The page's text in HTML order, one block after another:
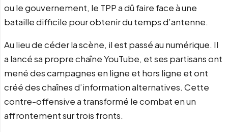
ou le gouvernement, le TPP a dû faire face à une
bataille difficile pour obtenir du temps d’antenne.
Au lieu de céder la scène, il est passé au numérique. Il
a lancé sa propre chaîne YouTube, et ses partisans ont
mené des campagnes en ligne et hors ligne et ont
créé des chaînes d’information alternatives. Cette
contre-offensive a transformé le combat en un
affrontement sur trois fronts.